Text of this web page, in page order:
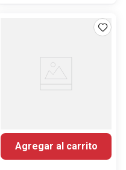
Agregar al carrito